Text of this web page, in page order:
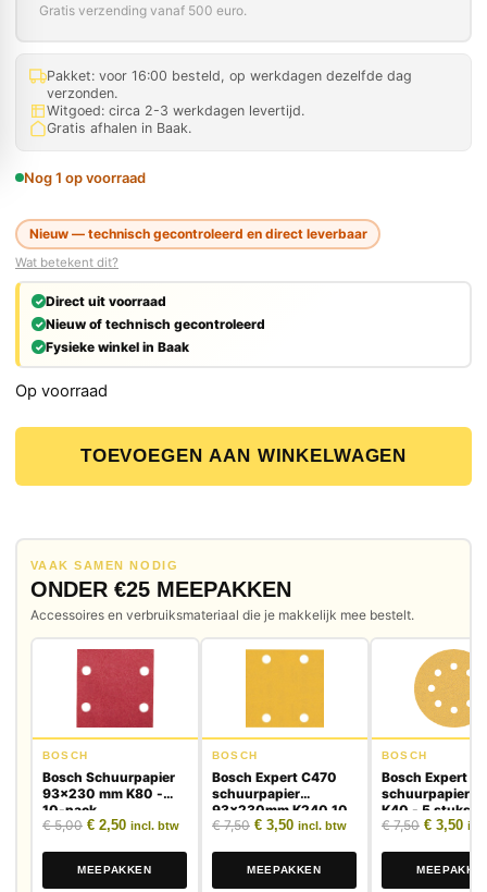
Gratis verzending vanaf 500 euro.
Pakket: voor 16:00 besteld, op werkdagen dezelfde dag
verzonden.
Witgoed: circa 2-3 werkdagen levertijd.
Gratis afhalen in Baak.
Nog 1 op voorraad
Nieuw — technisch gecontroleerd en direct leverbaar
Wat betekent dit?
Direct uit voorraad
Nieuw of technisch gecontroleerd
Fysieke winkel in Baak
Op voorraad
REMS Presszange TH 15 (570457) aantal
TOEVOEGEN AAN WINKELWAGEN
VAAK SAMEN NODIG
ONDER €25 MEEPAKKEN
Accessoires en verbruiksmateriaal die je makkelijk mee bestelt.
BOSCH
Bosch Schuurpapier
93x230 mm K80 -
10-pack
€5,00 Oorspronkelijke prijs was: € 5,00.
€ 2,50Huidige prijs is: € 2,50.
incl. btw
MEEPAKKEN
BOSCH
Bosch Expert C470
schuurpapier
93x230mm K240 10
stuks
€7,50 Oorspronkelijke prijs was: € 7,50.
€ 3,50Huidige prijs is: € 3,50.
incl. btw
MEEPAKKEN
BOSCH
Bosch Expert
schuurpapier
K40 - 5 stuks
€7,50 € 3,50